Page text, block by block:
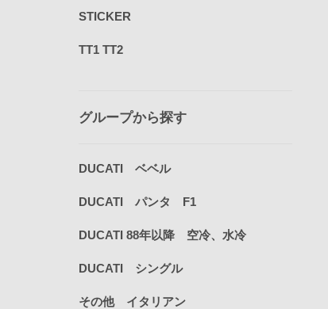
STICKER
TT1 TT2
グループから探す
DUCATI ベベル
DUCATI パンタ F1
DUCATI 88年以降 空冷、水冷
DUCATI シングル
その他 イタリアン